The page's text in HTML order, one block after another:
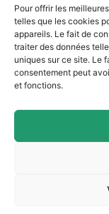
Pour offrir les
telles que les cookies
appareils. Le fait de
traiter des données
uniques sur ce site. Le
consentement peut
et fonctions.
Nous
Horaires